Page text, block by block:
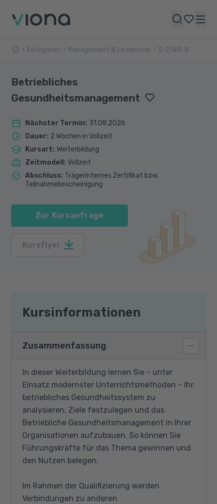
Kategorien Management & Leadership Q-2148-8
Betriebliches
Gesundheitsmanagement
Nächster Termin: 31.08.2026
Dauer: 2 Wochen in Vollzeit
Kursart: Weiterbildung
Zeitmodell : Vollzeit
Abschluss: Trägerinternes Zertifikat bzw.
Teilnahmebescheinigung
Zur Kursanfrage
Kursflyer
Kursinformationen
Zusammenfassung
In dieser Weiterbildung lernen Sie – unter
Einsatz modernster Unterrichtsmethoden – Ihr
betriebliches Gesundheitssystem zu
analysieren, Ziele festzulegen und das
Betriebliche Gesundheitsmanagement in Ihrer
Organisationen aufzubauen. So können Sie
Führungskräfte für das Thema gewinnen und
den Nutzen belegen.
Im Rahmen der Qualifizierung werden
Verbindungen zu anderen